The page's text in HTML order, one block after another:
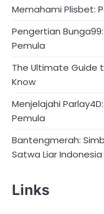
Memahami Plisbet:
Pengertian
Pemula
The Ultimate Guide
Know
Menjelajahi
Pemula
Bantengmerah:
Satwa Liar Indonesia
Links